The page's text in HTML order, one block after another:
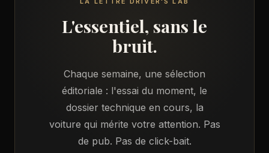
L'essentiel, sans le
bruit.
Chaque semaine, une sélection
éditoriale : l'essai du moment, le
dossier technique en cours, la
voiture qui mérite votre attention. Pas
de pub. Pas de click-bait.